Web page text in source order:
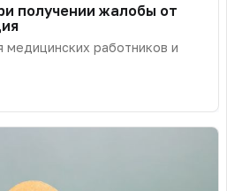
получении жалобы от
медицинских работников и